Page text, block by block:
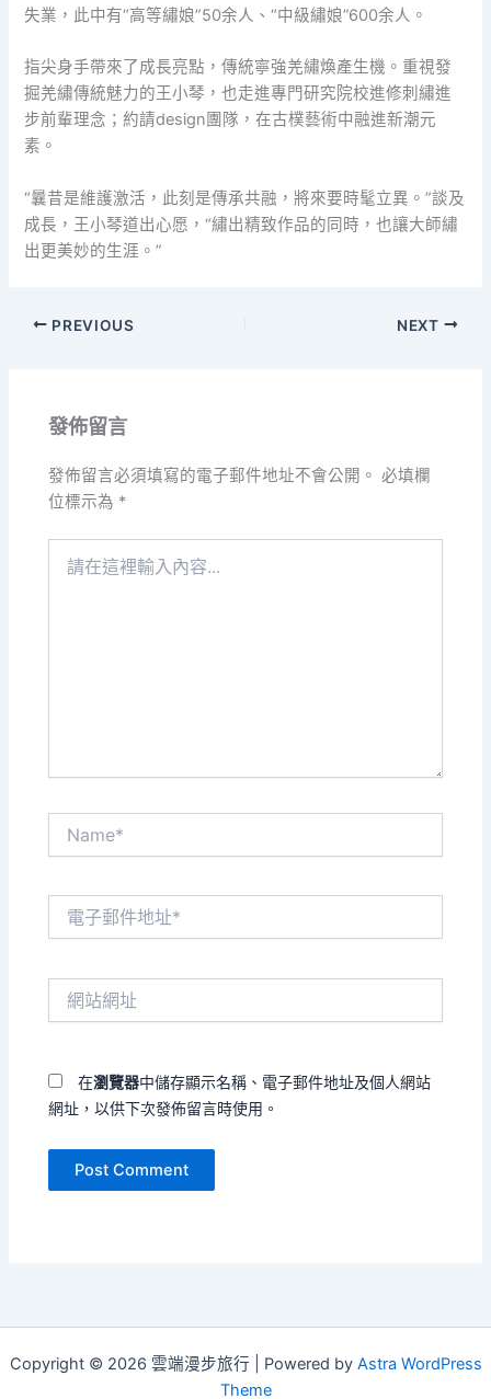
失業，此中有“高等繡娘”50余人、“中級繡娘”600余人。
指尖身手帶來了成長亮點，傳統寧強羌繡煥產生機。重視發
掘羌繡傳統魅力的王小琴，也走進專門研究院校進修刺繡進
步前輩理念；約請design團隊，在古樸藝術中融進新潮元
素。
“曩昔是維護激活，此刻是傳承共融，將來要時髦立異。”談及
成長，王小琴道出心愿，“繡出精致作品的同時，也讓大師繡
出更美妙的生涯。”
PREVIOUS NEXT
發佈留言
發佈留言必須填寫的電子郵件地址不會公開。 必填欄
位標示為 *
在瀏覽器中儲存顯示名稱、電子郵件地址及個人網站
網址，以供下次發佈留言時使用。
Copyright © 2026 雲端漫步旅行 | Powered by Astra WordPress
Theme